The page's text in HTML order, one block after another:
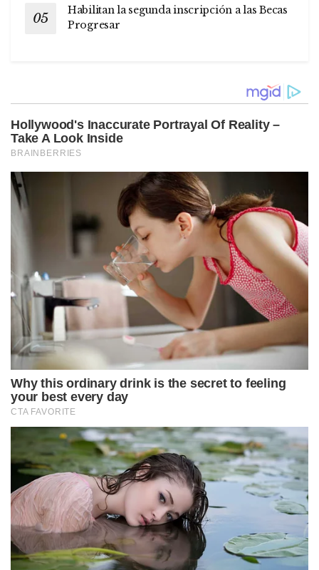
Habilitan la segunda inscripción a las Becas
Progresar